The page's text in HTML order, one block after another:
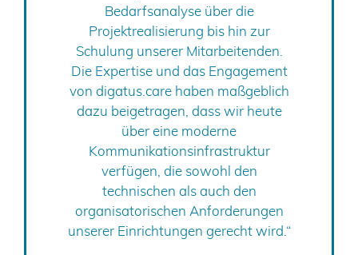
Bedarfsanalyse über die
Projektrealisierung bis hin zur
Schulung unserer Mitarbeitenden.
Die Expertise und das Engagement
von digatus.care haben maßgeblich
dazu beigetragen, dass wir heute
über eine moderne
Kommunikationsinfrastruktur
verfügen, die sowohl den
technischen als auch den
organisatorischen Anforderungen
unserer Einrichtungen gerecht wird.“